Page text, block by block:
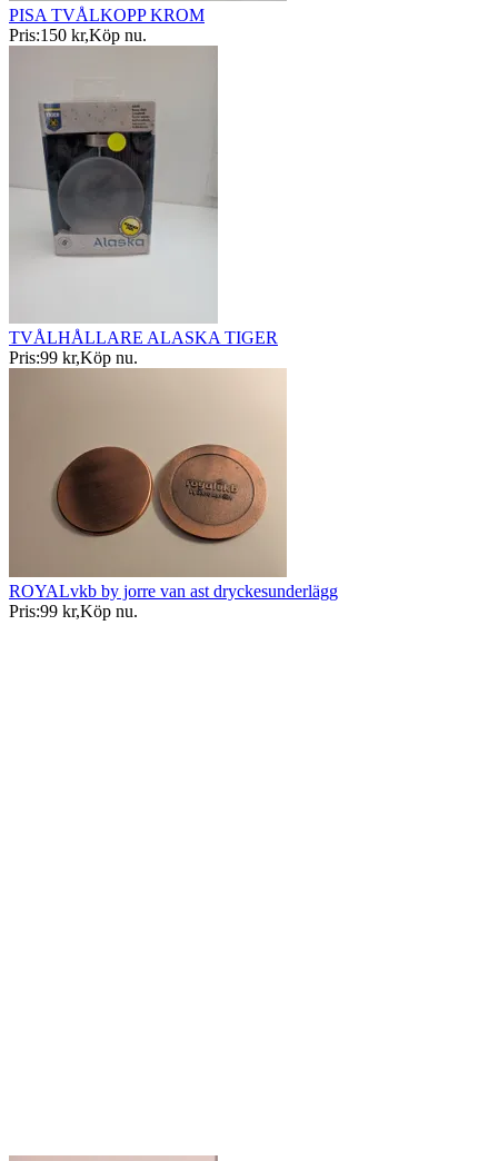
PISA TVÅLKOPP KROM
Pris:150 kr,Köp nu.
TVÅLHÅLLARE ALASKA TIGER
Pris:99 kr,Köp nu.
ROYALvkb by jorre van ast dryckesunderlägg
Pris:99 kr,Köp nu.